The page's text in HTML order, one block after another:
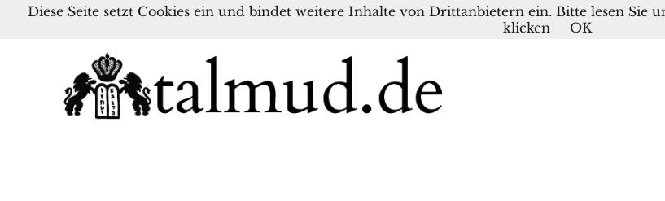
Diese Seite setzt Cookies ein und bindet weitere Inhalte von Drittanbietern ein. Bitte lesen Sie
klicken
OK